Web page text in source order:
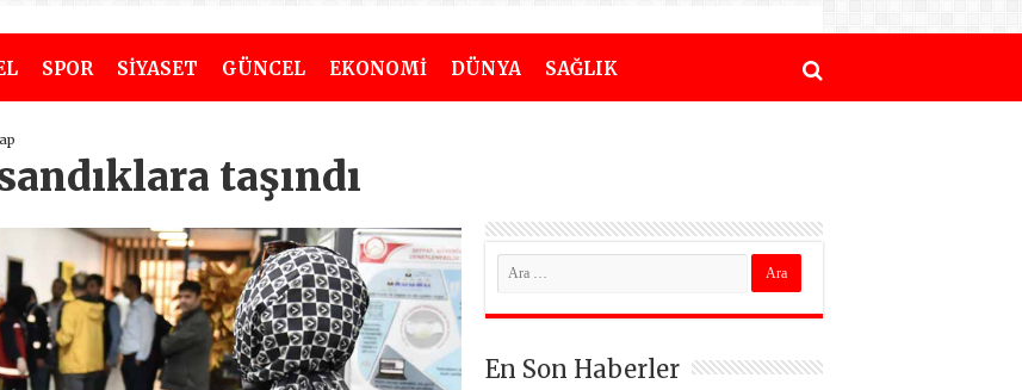
SPOR SİYASET GÜNCEL EKONOMİ DÜNYA SAĞLIK
taşındı
En Son Haberler